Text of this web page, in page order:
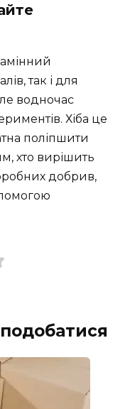
так і для
водночас
Хіба це
поліпшити
хто вирішить
добрив,